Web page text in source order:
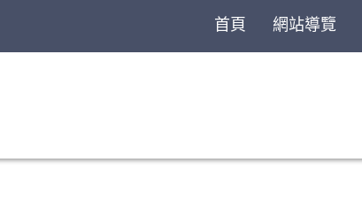
首頁 網站導覽